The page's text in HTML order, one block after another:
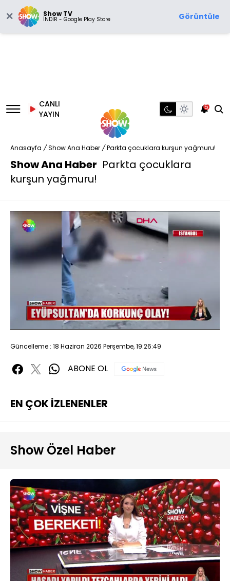
Show TV
İNDİR - Google Play Store Görüntüle
CANLI
YAYIN
5
Anasayfa / Show Ana Haber / Parkta çocuklara kurşun yağmuru!
Show Ana Haber Parkta çocuklara
kurşun yağmuru!
Sesi
Aç
480P
Yüklendi:
32.94%
Oynatma
Hızı
Güncelleme : 18 Haziran 2026 Perşembe, 19:26:49
ABONE OL
EN ÇOK İZLENENLER
Show Özel Haber